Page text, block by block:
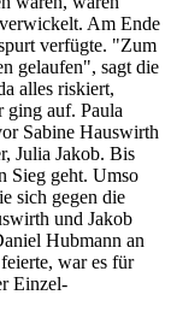
Am Ende
verfügte. "Zum
gelaufen", sagt die
alles riskiert,
ging auf. Paula
Sabine Hauswirth
Julia Jakob. Bis
Sieg geht. Umso
sich gegen die
und Jakob
Hubmann an
war es für
Einzel-